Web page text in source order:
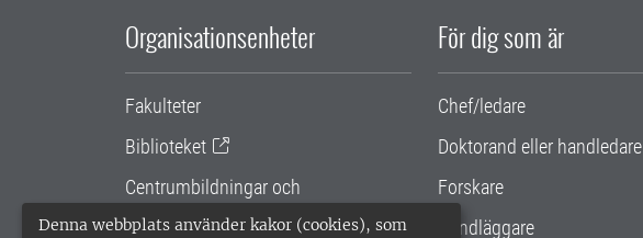
Denna webbplats använder kakor (cookies), som
Organisationsenheter
Fakulteter
Biblioteket
Centrumbildningar och
samarbetsprojekt
För dig som är
Chef/ledare
Doktorand eller handledare
Forskare
Handläggare